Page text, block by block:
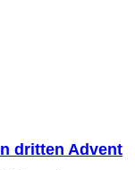
dritten Advent